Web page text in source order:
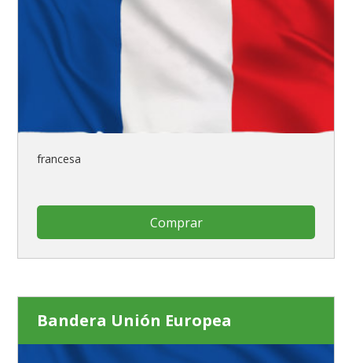
francesa
Comprar
Bandera Unión Europea